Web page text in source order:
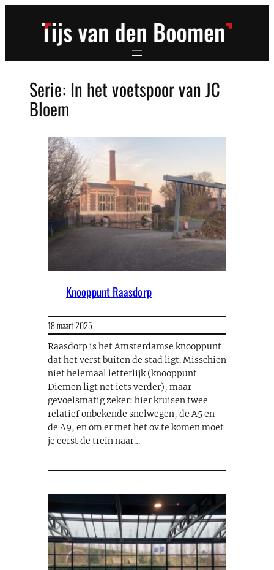
Serie: In het voetspoor van JC
Bloem
Knooppunt Raasdorp
18 maart 2025
Raasdorp is het Amsterdamse knooppunt
dat het verst buiten de stad ligt. Misschien
niet helemaal letterlijk (knooppunt
Diemen ligt net iets verder), maar
gevoelsmatig zeker: hier kruisen twee
relatief onbekende snelwegen, de A5 en
de A9, en om er met het ov te komen moet
je eerst de trein naar…